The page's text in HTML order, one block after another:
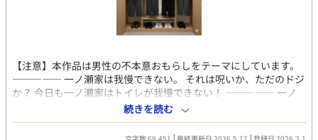
【注意】本作品は男性の不本意おもらしをテーマにしています。
――――― 一ノ瀬家は我慢できない。 それは呪いか、ただのドジ
か？ 今日も一ノ瀬家はトイレが我慢できない！ ――――― 一ノ
瀬家の父・和（38歳）、長男・光毅（大学2年）、次男・剛毅
（高校1年）、三男・龍毅（中学3年）はそれぞれの理由でおもら
しをしてしまう。 4人が織り成す1話完結おもらしストーリー。 お
続きを読む